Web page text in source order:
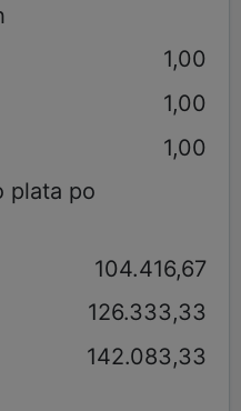
1,00
1,00
1,00
plata po
104.416,67
126.333,33
142.083,33